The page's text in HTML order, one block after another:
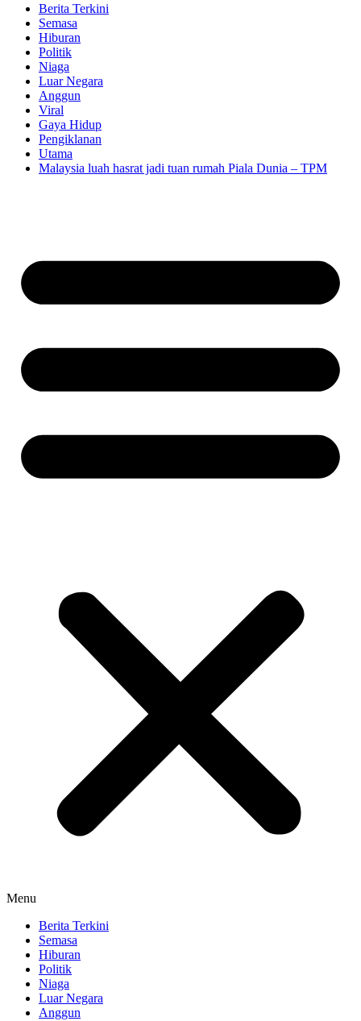
Berita Terkini
Semasa
Hiburan
Politik
Niaga
Luar Negara
Anggun
Viral
Gaya Hidup
Pengiklanan
Utama
Malaysia luah hasrat jadi tuan rumah Piala Dunia – TPM
Menu
Berita Terkini
Semasa
Hiburan
Politik
Niaga
Luar Negara
Anggun